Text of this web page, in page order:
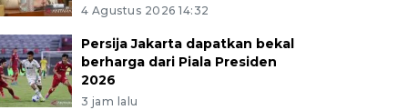
4 Agustus 2026 14:32
Persija Jakarta dapatkan bekal
berharga dari Piala Presiden
2026
3 jam lalu